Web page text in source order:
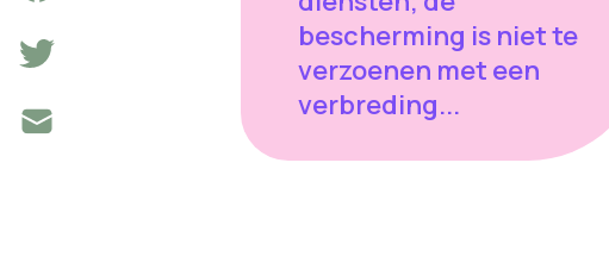
bescherming is niet te
verzoenen met een
verbreding...